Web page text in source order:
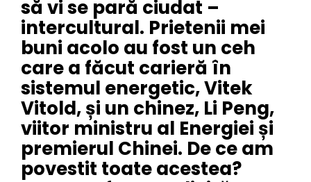
să vi se pară ciudat –
intercultural. Prietenii mei
buni acolo au fost un ceh
care a făcut carieră în
sistemul energetic, Vitek
Vitold, și un chinez, Li Peng,
viitor ministru al Energiei și
premierul Chinei. De ce am
povestit toate acestea?